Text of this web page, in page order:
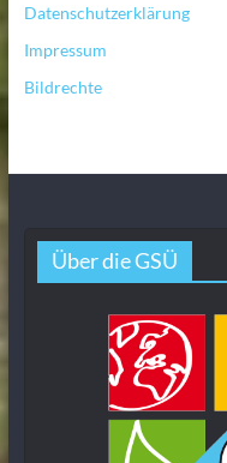
Datenschutzerklärung
Impressum
Bildrechte
Über die GSÜ